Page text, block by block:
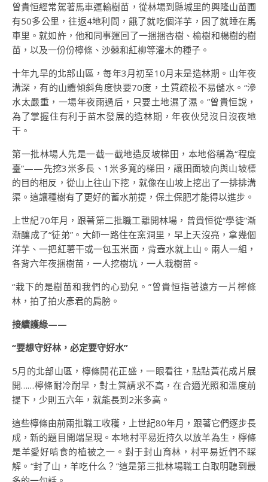
曾貴恒經常駕著馬車運輸樹苗，從林場到縣城里的興隆山苗圃
有50多公里，往返4地利間，餓了就吃個洋芋，困了就睡在馬
車里。就如許，他和同事運回了一捆捆杏樹、榆樹和楊樹的樹
苗，以及一份份檸條、沙棘和紅柳等灌木的種子。
十年九旱的北部山區，每年3月初至10月末是造林期。山年夜
溝深，有的山體傾斜角度快要70度，土質疏松不易儲水。“滲
水太嚴重，一場年夜雨過后，只要土地濕了濕。”曾貴恒說，
為了掌握住有利于苗木發展的造林期，年夜伙兒沒日沒夜地
干。
第一批林場人先是一截一截地造反坡梯田，本地俗稱為“程度
臺”——先挖3米多長、1米多寬的梯田，讓田面坡向與山坡標
的目的相反，從山上往山下挖，就像在山坡上挖出了一排排溝
渠。這讓種樹有了更好的蓄水前提，保土保肥才能得以進步。
上世紀70年月，跟著第二批職工離開林場，曾貴恒從“學徒”漸
漸釀成了“徒弟”。大師一路住在窯洞里，早上天沒亮，拿幾個
洋芋、一把紅薯干或一包玉米面，背壺水就上山。兩人一組，
各背六年夜捆樹苗，一人挖樹坑，一人栽樹苗。
“栽下的是樹苗和我們的心勁兒。”曾貴恒指著遠方一片檸條
林，拍了拍火彥君的肩膀。
接續護綠——
“要想守好林，必定要守好水”
5月的北部山區，檸條開花正盛，一眼看往，點點黃花成片展
開……檸條耐冷耐旱，對土質請求不高，在合適光照和溫度前
提下，少則五六年，就能長到2米多高。
這些檸條由前兩批職工收穫，上世紀80年月，跟著它們逐步長
成，新的題目開端呈現。本地村平易近持久以放羊為生，檸條
是羊愛好啃食的植被之一。對于封山育林，村平易近們不睬
解。“封了山，羊吃什么？”這是第三批林場職工白取明聽到最